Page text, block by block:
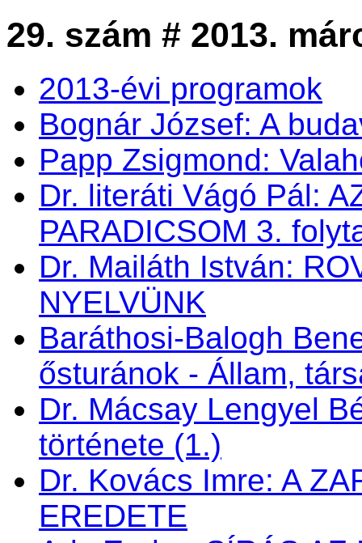
29. szám # 2013.
2013-évi programok
Bognár József: A
Papp Zsigmond:
Dr. literáti Vágó Pál:
PARADICSOM 3.
Dr. Mailáth István:
NYELVÜNK
Baráthosi-Balogh
ősturánok - Állam,
Dr. Mácsay Lengyel
története (1.)
Dr. Kovács Imre: A
EREDETE